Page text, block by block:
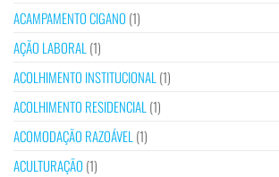
ACAMPAMENTO CIGANO (1)
AÇÃO LABORAL (1)
ACOLHIMENTO INSTITUCIONAL (1)
ACOLHIMENTO RESIDENCIAL (1)
ACOMODAÇÃO RAZOÁVEL (1)
ACULTURAÇÃO (1)